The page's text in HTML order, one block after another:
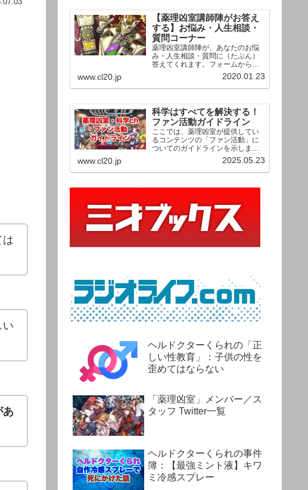
は
い
あ
【薬理凶室講師陣がお答え
する】お悩み・人生相談・
質問コーナー
薬理凶室講師陣が、あなたのお悩
み・人生相談・質問に（たぶん）
答えてくれます。フォームからお
送りいただいた相談は、順次、動
画として公開される予定（時期未
定）！ どうぞお気軽にご質問く
www.cl20.jp 2020.01.23
科学はすべてを解決する！
ファン活動ガイドライン
ここでは、薬理凶室が提供してい
るコンテンツの「ファン活動」に
ついてのガイドラインを示しま
す。ご利用の場合は当ガイドライ
ンを遵守して頂けますよう、よろ
しくお願い申し上げます。
www.cl20.jp 2025.05.23
ヘルドクターくられの「正
しい性教育」：子供の性を
歪めてはならない
「薬理凶室」メンバー／ス
タッフ Twitter一覧
ヘルドクターくられの事件
簿：【最強ミント液】キワ
ミ冷感スプレー